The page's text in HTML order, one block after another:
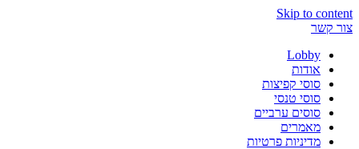
Skip to content
צור קשר
Lobby
אודות
סוסי קפיצות
סוסי טנסי
סוסים ערביים
מאמרים
מדיניות פרטיות